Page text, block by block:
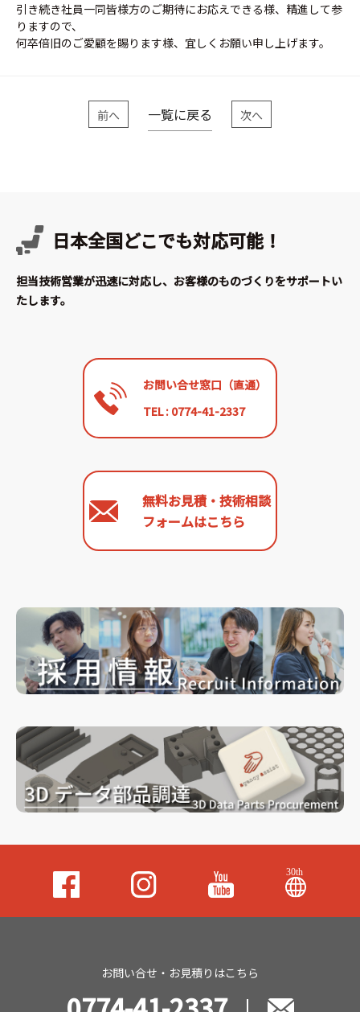
引き続き社員一同皆様方のご期待にお応えできる様、精進して参
りますので、
何卒倍旧のご愛顧を賜ります様、宜しくお願い申し上げます。
前へ 一覧に戻る 次へ
日本全国どこでも対応可能！
担当技術営業が迅速に対応し、お客様のものづくりをサポートい
たします。
お問い合せ窓口（直通）
TEL : 0774-41-2337
無料お見積・技術相談
フォームはこちら
お問い合せ・お見積りはこちら